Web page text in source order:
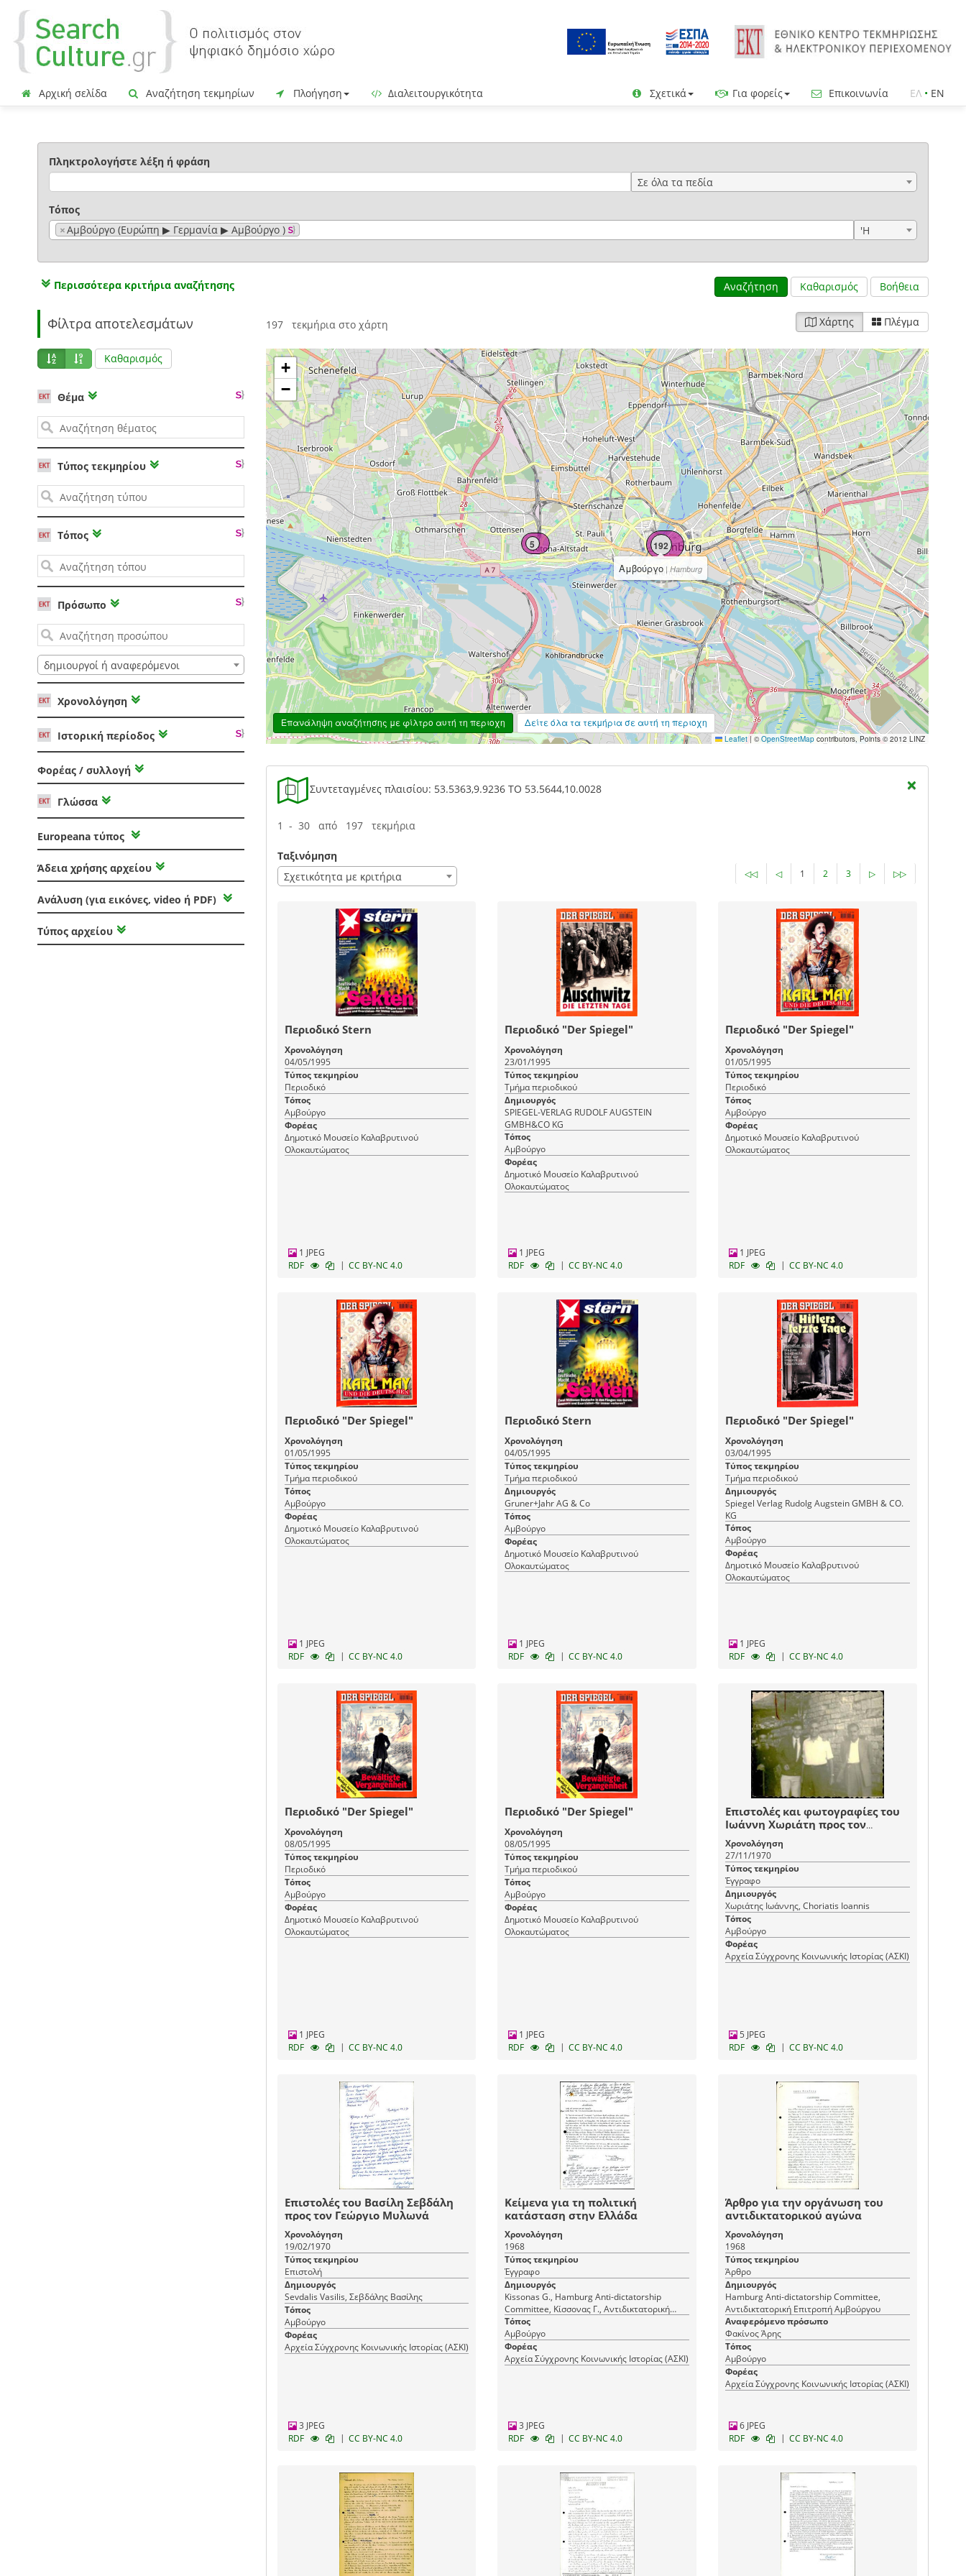
Αρχική σελίδα Αναζήτηση τεκμηρίων Πλοήγηση Διαλειτουργικότητα Σχετικά Για φορείς Επικοινωνία ΕΛ • EN
Πληκτρολογήστε λέξη ή φράση
Σε όλα τα πεδία
Τόπος
×Αμβούργο (Ευρώπη ▶ Γερμανία ▶ Αμβούργο ) 'Η
Περισσότερα κριτήρια αναζήτησης Αναζήτηση Καθαρισμός Βοήθεια
Φίλτρα αποτελεσμάτων
Καθαρισμός
Θέμα
Τύπος τεκμηρίου
Τόπος
Πρόσωπο
δημιουργοί ή αναφερόμενοι
Χρονολόγηση
Ιστορική περίοδος
Φορέας / συλλογή
Γλώσσα
Europeana τύπος
Άδεια χρήσης αρχείου
Ανάλυση (για εικόνες, video ή PDF)
Τύπος αρχείου
197 τεκμήρια στο χάρτη Χάρτης Πλέγμα
5 192
Αμβούργο| Hamburg
+
−
Επανάληψη αναζήτησης με φίλτρο αυτή τη περιοχη Δείτε όλα τα τεκμήρια σε αυτή τη περιοχη
Leaflet | ©OpenStreetMap contributors, Points © 2012 LINZ
Συντεταγμένες πλαισίου: 53.5363,9.9236 TO 53.5644,10.0028 ×
1 - 30 από 197 τεκμήρια
Ταξινόμηση
Σχετικότητα με κριτήρια
◁◁ ◁ 1 2 3 ▷ ▷▷
Περιοδικό Stern
Χρονολόγηση
04/05/1995
Τύπος τεκμηρίου
Περιοδικό
Τόπος
Αμβούργο
Φορέας
Δημοτικό Μουσείο Καλαβρυτινού
Ολοκαυτώματος
1 JPEG
RDF
| CC BY-NC 4.0
Περιοδικό "Der Spiegel"
Χρονολόγηση
23/01/1995
Τύπος τεκμηρίου
Τμήμα περιοδικού
Δημιουργός
SPIEGEL-VERLAG RUDOLF AUGSTEIN
GMBH&CO KG
Τόπος
Αμβούργο
Φορέας
Δημοτικό Μουσείο Καλαβρυτινού
Ολοκαυτώματος
1 JPEG
RDF
| CC BY-NC 4.0
Περιοδικό "Der Spiegel"
Χρονολόγηση
01/05/1995
Τύπος τεκμηρίου
Περιοδικό
Τόπος
Αμβούργο
Φορέας
Δημοτικό Μουσείο Καλαβρυτινού
Ολοκαυτώματος
1 JPEG
RDF
| CC BY-NC 4.0
Περιοδικό "Der Spiegel"
Χρονολόγηση
01/05/1995
Τύπος τεκμηρίου
Τμήμα περιοδικού
Τόπος
Αμβούργο
Φορέας
Δημοτικό Μουσείο Καλαβρυτινού
Ολοκαυτώματος
1 JPEG
RDF
| CC BY-NC 4.0
Περιοδικό Stern
Χρονολόγηση
04/05/1995
Τύπος τεκμηρίου
Τμήμα περιοδικού
Δημιουργός
Gruner+Jahr AG & Co
Τόπος
Αμβούργο
Φορέας
Δημοτικό Μουσείο Καλαβρυτινού
Ολοκαυτώματος
1 JPEG
RDF
| CC BY-NC 4.0
Περιοδικό "Der Spiegel"
Χρονολόγηση
03/04/1995
Τύπος τεκμηρίου
Τμήμα περιοδικού
Δημιουργός
Spiegel Verlag Rudolg Augstein GMBH & CO.
KG
Τόπος
Αμβούργο
Φορέας
Δημοτικό Μουσείο Καλαβρυτινού
Ολοκαυτώματος
1 JPEG
RDF
| CC BY-NC 4.0
Περιοδικό "Der Spiegel"
Χρονολόγηση
08/05/1995
Τύπος τεκμηρίου
Περιοδικό
Τόπος
Αμβούργο
Φορέας
Δημοτικό Μουσείο Καλαβρυτινού
Ολοκαυτώματος
1 JPEG
RDF
| CC BY-NC 4.0
Περιοδικό "Der Spiegel"
Χρονολόγηση
08/05/1995
Τύπος τεκμηρίου
Τμήμα περιοδικού
Τόπος
Αμβούργο
Φορέας
Δημοτικό Μουσείο Καλαβρυτινού
Ολοκαυτώματος
1 JPEG
RDF
| CC BY-NC 4.0
Επιστολές και φωτογραφίες του
Ιωάννη Χωριάτη προς τον
Γεώργιο Μυλωνά
Χρονολόγηση
27/11/1970
Τύπος τεκμηρίου
Έγγραφο
Δημιουργός
Χωριάτης Ιωάννης, Choriatis Ioannis
Τόπος
Αμβούργο
Φορέας
Αρχεία Σύγχρονης Κοινωνικής Ιστορίας (ΑΣΚΙ)
5 JPEG
RDF
| CC BY-NC 4.0
Επιστολές του Βασίλη Σεβδάλη
προς τον Γεώργιο Μυλωνά
Χρονολόγηση
19/02/1970
Τύπος τεκμηρίου
Επιστολή
Δημιουργός
Sevdalis Vasilis, Σεβδάλης Βασίλης
Τόπος
Αμβούργο
Φορέας
Αρχεία Σύγχρονης Κοινωνικής Ιστορίας (ΑΣΚΙ)
3 JPEG
RDF
| CC BY-NC 4.0
Κείμενα για τη πολιτική
κατάσταση στην Ελλάδα
Χρονολόγηση
1968
Τύπος τεκμηρίου
Έγγραφο
Δημιουργός
Kissonas G., Hamburg Anti-dictatorship
Committee, Κίσσονας Γ., Αντιδικτατορική
Επιτροπή Αμβούργου
Τόπος
Αμβούργο
Φορέας
Αρχεία Σύγχρονης Κοινωνικής Ιστορίας (ΑΣΚΙ)
3 JPEG
RDF
| CC BY-NC 4.0
Άρθρο για την οργάνωση του
αντιδικτατορικού αγώνα
Χρονολόγηση
1968
Τύπος τεκμηρίου
Άρθρο
Δημιουργός
Hamburg Anti-dictatorship Committee,
Αντιδικτατορική Επιτροπή Αμβούργου
Αναφερόμενο πρόσωπο
Φακίνος Άρης
Τόπος
Αμβούργο
Φορέας
Αρχεία Σύγχρονης Κοινωνικής Ιστορίας (ΑΣΚΙ)
6 JPEG
RDF
| CC BY-NC 4.0